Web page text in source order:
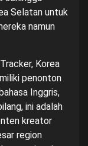
Selatan untuk
namun
, Korea
penonton
Inggris,
ini adalah
kreator
region